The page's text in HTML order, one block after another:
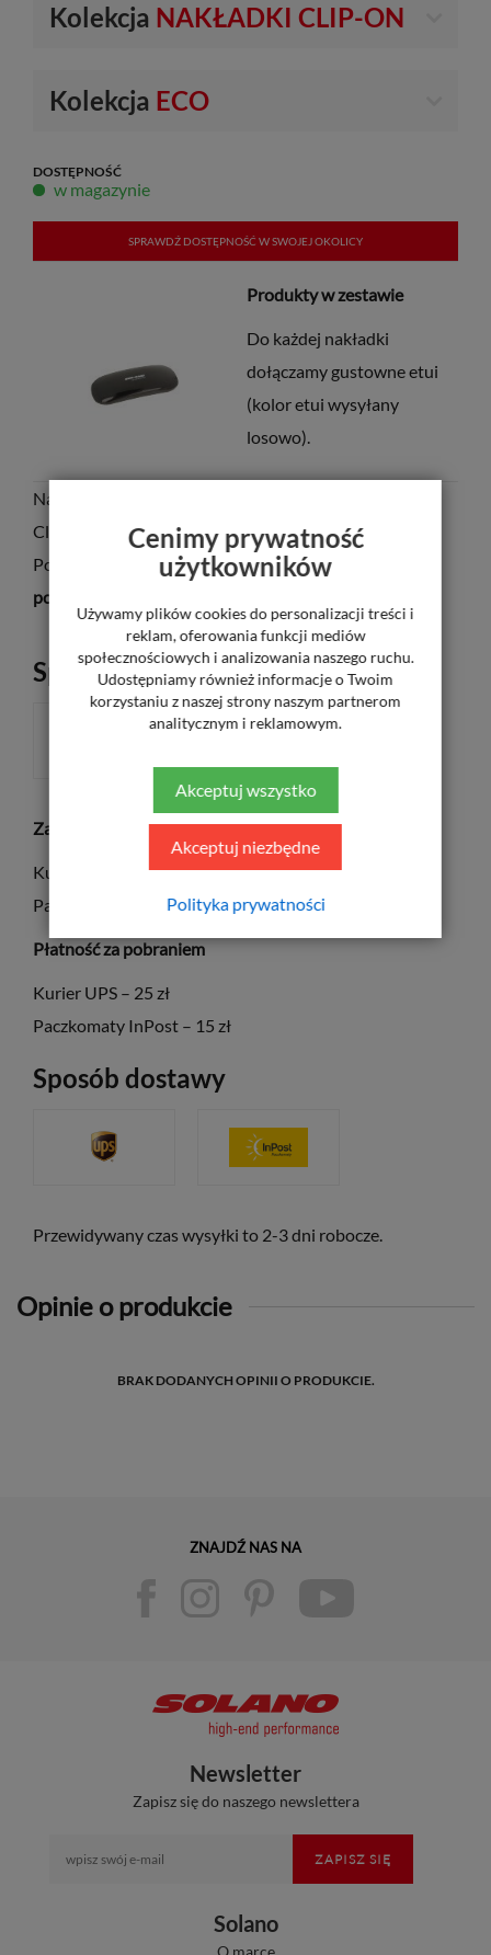
Kolekcja NAKŁADKI CLIP-ON
Kolekcja ECO
DOSTĘPNOŚĆ
w magazynie
SPRAWDŹ DOSTĘPNOŚĆ W SWOJEJ OKOLICY
Produkty w zestawie
Do każdej nakładki
dołączamy gustowne etui
(kolor etui wysyłany
losowo).
Nakładki przeznaczone są do modelu okularów Solano
Clip-On
CL 10149.
Posiadają soczewki zfiltrem UVorazfiltrem
polaryzacyjnym.
Sposób płatności
Za pośrednictwem płatności elektronicznych PayU
Kurier UPS – 20 zł
Paczkomaty InPost – 11,50 zł
Płatność za pobraniem
Kurier UPS – 25 zł
Paczkomaty InPost – 15 zł
Sposób dostawy
Przewidywany czas wysyłki to 2-3 dni robocze.
Opinie o produkcie
BRAK DODANYCH OPINII O PRODUKCIE.
ZNAJDŹ NAS NA
Newsletter
Zapisz się do naszego newslettera
ZAPISZ SIĘ
Solano
O marce
Cenimy prywatność
użytkowników
Używamy plików cookies do personalizacji treści i
reklam, oferowania funkcji mediów
społecznościowych i analizowania naszego ruchu.
Udostępniamy również informacje o Twoim
korzystaniu z naszej strony naszym partnerom
analitycznym i reklamowym.
Akceptuj wszystko
Akceptuj niezbędne
Polityka prywatności